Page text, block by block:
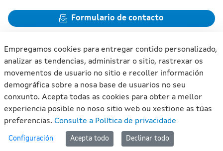
Formulario de contacto
Xunta de Galicia. Información mantida e publicada na internet
pola Xunta de Galicia
Atención á cidadanía
Accesibilidade
Empregamos cookies para entregar contido personalizado,
analizar as tendencias, administrar o sitio, rastrexar os
movementos de usuario no sitio e recoller información
demográfica sobre a nosa base de usuarios no seu
conxunto. Acepta todas as cookies para obter a mellor
experiencia posible no noso sitio web ou xestione as túas
preferencias. Consulte a Política de privacidade
Configuración Acepta todo Declinar todo